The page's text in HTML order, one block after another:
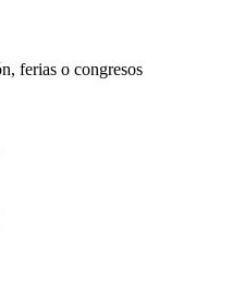
ferias o congresos